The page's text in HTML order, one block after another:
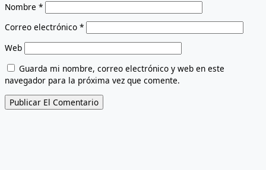
Nombre *
Correo electrónico *
Web
Guarda mi nombre, correo electrónico y web en este
navegador para la próxima vez que comente.